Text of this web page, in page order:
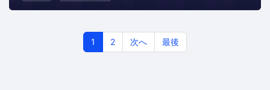
1 2 次へ 最後